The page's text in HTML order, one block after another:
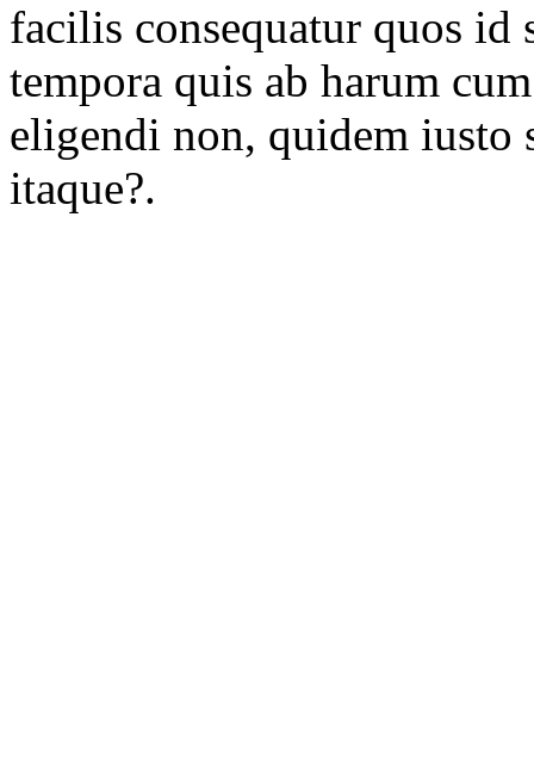
facilis consequatur quos id
tempora quis ab harum
eligendi non, quidem
itaque?.